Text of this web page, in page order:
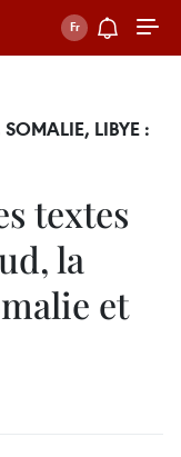
LIBYE :
textes
la
et